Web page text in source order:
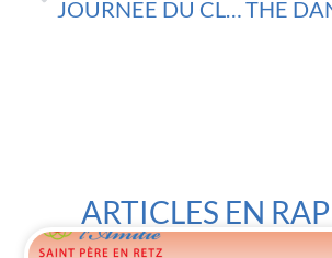
ARTICLES EN